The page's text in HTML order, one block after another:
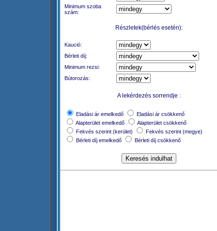
Minimum szoba
szám:
Részletek(bérlés esetén):
Kaució:
Bérleti díj:
Minimum rezsi:
Bútorozás:
A lekérdezés sorrendje :
Eladási ár emelkedő
Eladási ár csökkenő
Alapterület emelkedő
Alapterület csökkenő
Fekvés szerint (kerület)
Fekvés szerint (megye)
Bérleti díj emelkedő
Bérleti díj csökkenő